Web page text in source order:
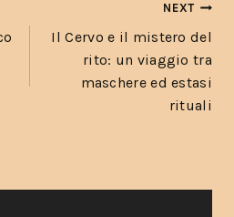
NEXT
Il Cervo e il mistero del
rito: un viaggio tra
maschere ed estasi
rituali